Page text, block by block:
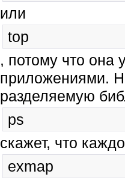
или
top
, потому что она
приложениями.
разделяемую
ps
скажет, что
exmap